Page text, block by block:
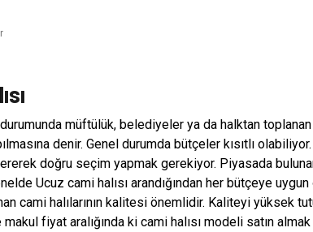
durumunda müftülük, belediyeler ya da halktan toplanan
denir. Genel durumda bütçeler kısıtlı
doğru seçim yapmak gerekiyor. Piyasada
Ucuz cami halısı arandığından her bütçeye
cami halılarının kalitesi önemlidir. Kaliteyi yüksek
fiyat aralığında ki cami halısı modeli satın